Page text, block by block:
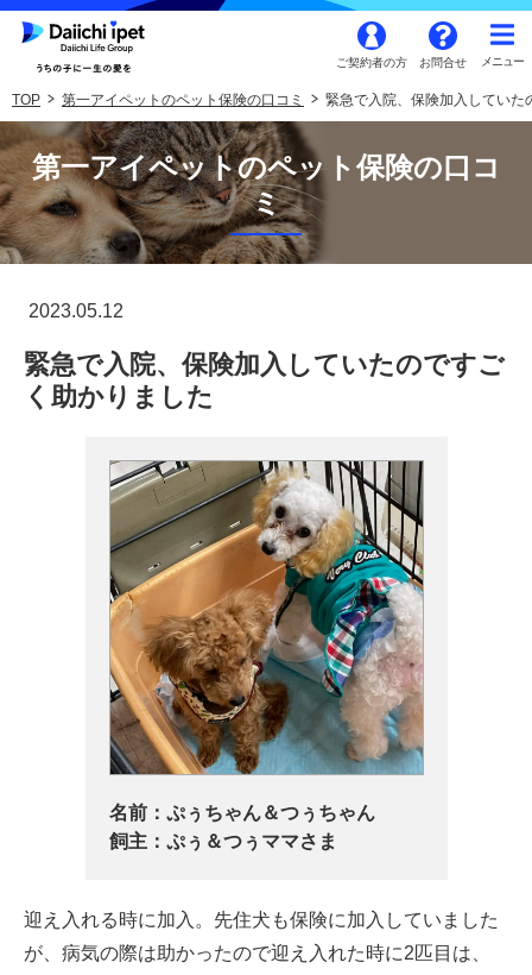
ご契約者の方 お問合せ
TOP 第一アイペットのペット保険の口コミ 緊急で入院、保険加入していた
第一アイペットのペット保険の口コ
ミ
2023.05.12
緊急で入院、保険加入していたのですご
く助かりました
名前： ぷぅちゃん＆つぅちゃん
飼主： ぷぅ＆つぅママさま
迎え入れる時に加入。先住犬も保険に加入していました
が、病気の際は助かったので迎え入れた時に2匹目は、